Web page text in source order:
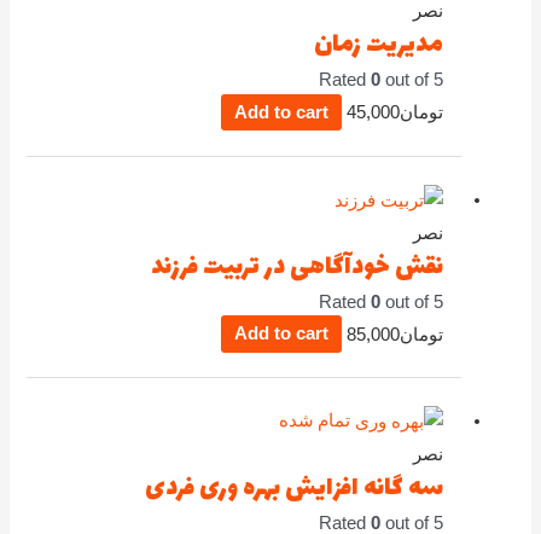
نصر
مدیریت زمان
Rated0 out of 5
تومان45,000
Add to cart
نصر
نقش خودآگاهی در تربیت فرزند
Rated0 out of 5
تومان85,000
Add to cart
تمام شده
نصر
سه گانه افزایش بهره وری فردی
Rated0 out of 5